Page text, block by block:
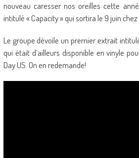
nouveau caresser nos oreilles cette
intitulé « Capacity » qui sortira le 9 juin chez
Le groupe dévoile un premier extrait
qui était d’ailleurs disponible en vinyle
Day US. On en redemande!